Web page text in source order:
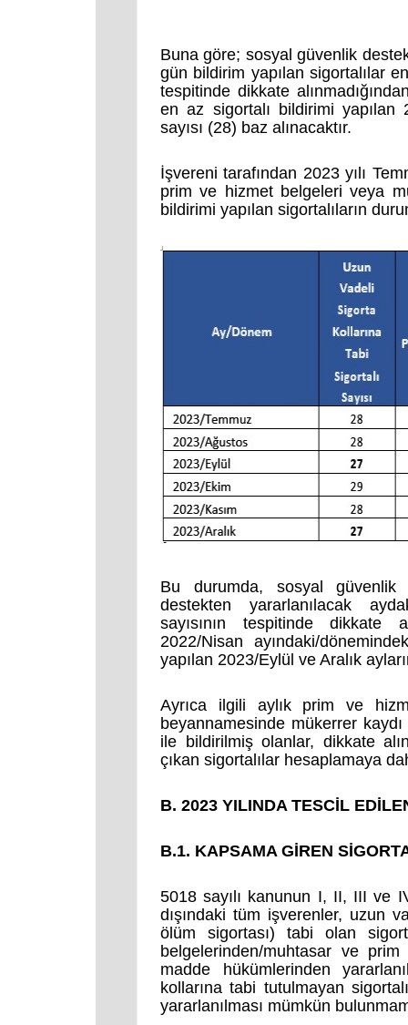
Buna göre; sosyal güvenlik
gün bildirim yapılan sigortalılar
tespitinde dikkate
en az sigortalı bildirimi yapılan
sayısı (28) baz alınacaktır.
İşvereni tarafından 2023 yılı
prim ve hizmet belgeleri veya
bildirimi yapılan sigortalıların
Bu durumda, sosyal güvenlik
destekten yararlanılacak
sayısının tespitinde dikkate
2022/Nisan ayındaki/
yapılan 2023/Eylül ve Aralık
Ayrıca ilgili aylık prim ve
beyannamesinde mükerrer
ile bildirilmiş olanlar, dikkate
çıkan sigortalılar hesaplamaya
B. 2023 YILINDA TESCİL
B.1. KAPSAMA GİREN
5018 sayılı kanunun I, II, III ve
dışındaki tüm işverenler, uzun
ölüm sigortası) tabi olan
belgelerinden/muhtasar ve
madde hükümlerinden
kollarına tabi tutulmayan
yararlanılması mümkün